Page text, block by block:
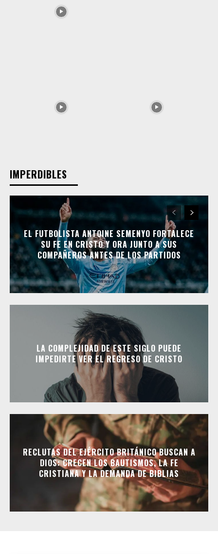
IMPERDIBLES
EL FUTBOLISTA ANTOINE SEMENYO FORTALECE
SU FE EN CRISTO Y ORA JUNTO A SUS
COMPAÑEROS ANTES DE LOS PARTIDOS
LA COMPLEJIDAD DE ESTE SIGLO PUEDE
IMPEDIRTE VER EL REGRESO DE CRISTO
RECLUTAS DEL EJÉRCITO BRITÁNICO BUSCAN A
DIOS: CRECEN LOS BAUTISMOS, LA FE
CRISTIANA Y LA DEMANDA DE BIBLIAS